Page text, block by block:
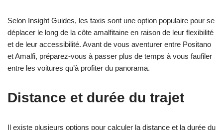
Selon Insight Guides, les taxis sont une option populaire pour se
déplacer le long de la côte amalfitaine en raison de leur flexibilité
et de leur accessibilité. Avant de vous aventurer entre Positano
et Amalfi, préparez-vous à passer plus de temps à vous faufiler
entre les voitures qu’à profiter du panorama.
Distance et durée du trajet
Il existe plusieurs options pour calculer la distance et la durée du